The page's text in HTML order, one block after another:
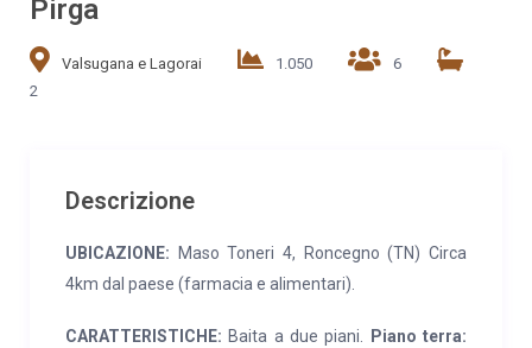
Pirga
Valsugana e Lagorai 1.050
6
2
Descrizione
UBICAZIONE: Maso Toneri 4, Roncegno (TN) Circa
4km dal paese (farmacia e alimentari).
CARATTERISTICHE: Baita a due piani.
Piano terra: